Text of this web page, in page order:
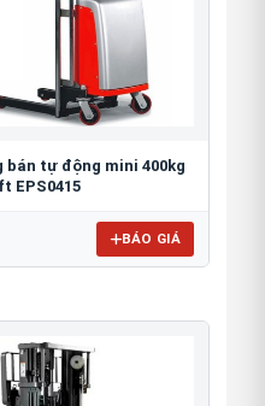
bán tự động mini 400kg
EPS0415
BÁO GIÁ